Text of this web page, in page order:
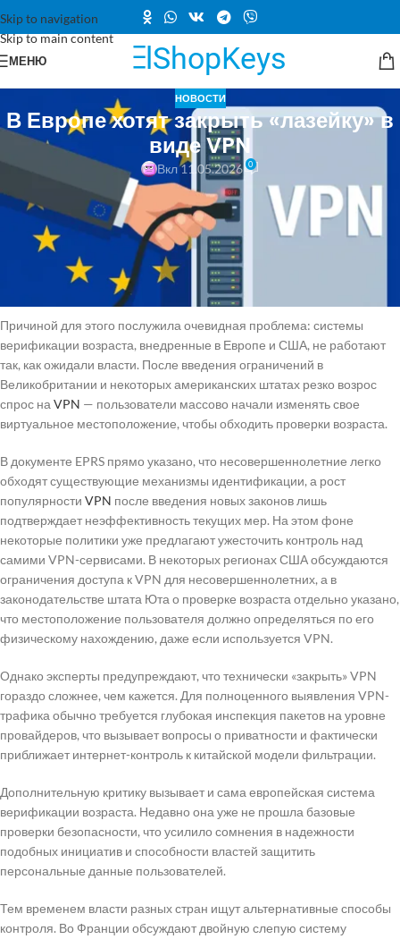
Skip to navigation
Skip to main content
МЕНЮ
НОВОСТИ
В Европе хотят закрыть «лазейку» в
виде VPN
Вкл 11.05.2026 0
Европейская парламентская исследовательская служба (EPRS)
фактически признала VPN-сервисы угрозой для системы
обязательной проверки возраста. В новом аналитическом
документе Европарламента VPN были названы «лазейкой»,
позволяющей пользователям обходить ограничения на доступ к
контенту для взрослых, и предложено устранить этот обходной путь.
Причиной для этого послужила очевидная проблема: системы
верификации возраста, внедренные в Европе и США, не работают
так, как ожидали власти. После введения ограничений в
Великобритании и некоторых американских штатах резко возрос
спрос на VPN — пользователи массово начали изменять свое
виртуальное местоположение, чтобы обходить проверки возраста.
В документе EPRS прямо указано, что несовершеннолетние легко
обходят существующие механизмы идентификации, а рост
популярности VPN после введения новых законов лишь
подтверждает неэффективность текущих мер. На этом фоне
некоторые политики уже предлагают ужесточить контроль над
самими VPN-сервисами. В некоторых регионах США обсуждаются
ограничения доступа к VPN для несовершеннолетних, а в
законодательстве штата Юта о проверке возраста отдельно указано,
что местоположение пользователя должно определяться по его
физическому нахождению, даже если используется VPN.
Однако эксперты предупреждают, что технически «закрыть» VPN
гораздо сложнее, чем кажется. Для полноценного выявления VPN-
трафика обычно требуется глубокая инспекция пакетов на уровне
провайдеров, что вызывает вопросы о приватности и фактически
приближает интернет-контроль к китайской модели фильтрации.
Дополнительную критику вызывает и сама европейская система
верификации возраста. Недавно она уже не прошла базовые
проверки безопасности, что усилило сомнения в надежности
подобных инициатив и способности властей защитить
персональные данные пользователей.
Тем временем власти разных стран ищут альтернативные способы
контроля. Во Франции обсуждают двойную слепую систему